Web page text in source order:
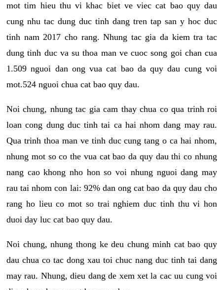
mot tim hieu thu vi khac biet ve viec cat bao quy dau
cung nhu tac dung duc tinh dang tren tap san y hoc duc
tinh nam 2017 cho rang. Nhung tac gia da kiem tra tac
dung tinh duc va su thoa man ve cuoc song goi chan cua
1.509 nguoi dan ong vua cat bao da quy dau cung voi
mot.524 nguoi chua cat bao quy dau.
Noi chung, nhung tac gia cam thay chua co qua trinh roi
loan cong dung duc tinh tai ca hai nhom dang may rau.
Qua trinh thoa man ve tinh duc cung tang o ca hai nhom,
nhung mot so co the vua cat bao da quy dau thi co nhung
nang cao khong nho hon so voi nhung nguoi dang may
rau tai nhom con lai: 92% dan ong cat bao da quy dau cho
rang ho lieu co mot so trai nghiem duc tinh thu vi hon
duoi day luc cat bao quy dau.
Noi chung, nhung thong ke deu chung minh cat bao quy
dau chua co tac dong xau toi chuc nang duc tinh tai dang
may rau. Nhung, dieu dang de xem xet la cac uu cung voi